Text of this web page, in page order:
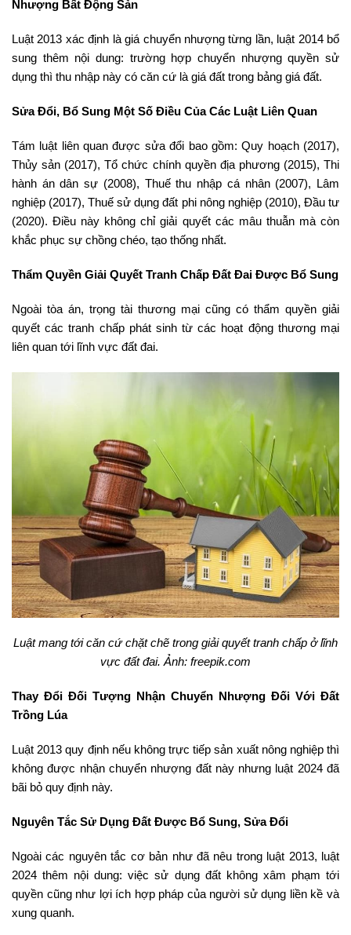
Nhượng Bất Động Sản
Luật 2013 xác định là giá chuyển nhượng từng lần, luật 2014 bổ
sung thêm nội dung: trường hợp chuyển nhượng quyền sử
dụng thì thu nhập này có căn cứ là giá đất trong bảng giá đất.
Sửa Đổi, Bổ Sung Một Số Điều Của Các Luật Liên Quan
Tám luật liên quan được sửa đổi bao gồm: Quy hoạch (2017),
Thủy sản (2017), Tổ chức chính quyền địa phương (2015), Thi
hành án dân sự (2008), Thuế thu nhập cá nhân (2007), Lâm
nghiệp (2017), Thuế sử dụng đất phi nông nghiệp (2010), Đầu tư
(2020). Điều này không chỉ giải quyết các mâu thuẫn mà còn
khắc phục sự chồng chéo, tạo thống nhất.
Thẩm Quyền Giải Quyết Tranh Chấp Đất Đai Được Bổ Sung
Ngoài tòa án, trọng tài thương mại cũng có thẩm quyền giải
quyết các tranh chấp phát sinh từ các hoạt động thương mại
liên quan tới lĩnh vực đất đai.
Luật mang tới căn cứ chặt chẽ trong giải quyết tranh chấp ở lĩnh
vực đất đai. Ảnh: freepik.com
Thay Đổi Đối Tượng Nhận Chuyển Nhượng Đối Với Đất
Trồng Lúa
Luật 2013 quy định nếu không trực tiếp sản xuất nông nghiệp thì
không được nhận chuyển nhượng đất này nhưng luật 2024 đã
bãi bỏ quy định này.
Nguyên Tắc Sử Dụng Đất Được Bổ Sung, Sửa Đổi
Ngoài các nguyên tắc cơ bản như đã nêu trong luật 2013, luật
2024 thêm nội dung: việc sử dụng đất không xâm phạm tới
quyền cũng như lợi ích hợp pháp của người sử dụng liền kề và
xung quanh.